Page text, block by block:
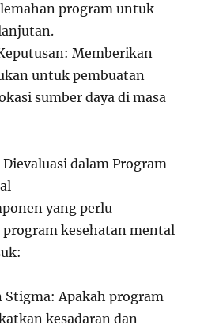
program untuk
Memberikan
untuk pembuatan
sumber daya di masa
dalam Program
yang perlu
program kesehatan mental
Stigma: Apakah program
kesadaran dan